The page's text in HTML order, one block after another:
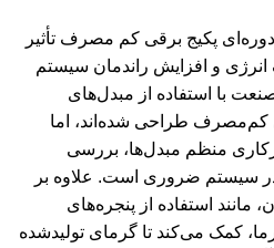
پکیج برقی کم مصرف تأثیر
و افزایش راندمان سیستم
با استفاده از مبدل‌های
کم‌مصرف طراحی شده‌اند، اما
منظم مبدل‌ها، بررسی
سیستم ضروری است. علاوه بر
مانند استفاده از پنجره‌های
کمک می‌کند تا گرمای تولیدشده